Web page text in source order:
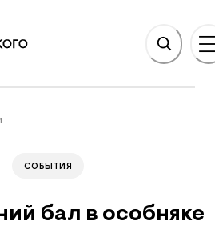
СОБЫТИЯ
бал в особняке